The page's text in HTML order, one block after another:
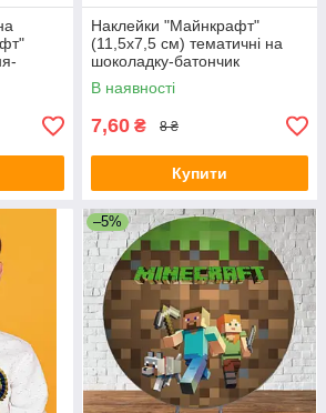
Наклейки "Майнкрафт"
(11,5х7,5 см) тематичні на
шоколадку-батончик
малотиражні -
В наявності
7,60 ₴ 8 ₴
Купити
–5%